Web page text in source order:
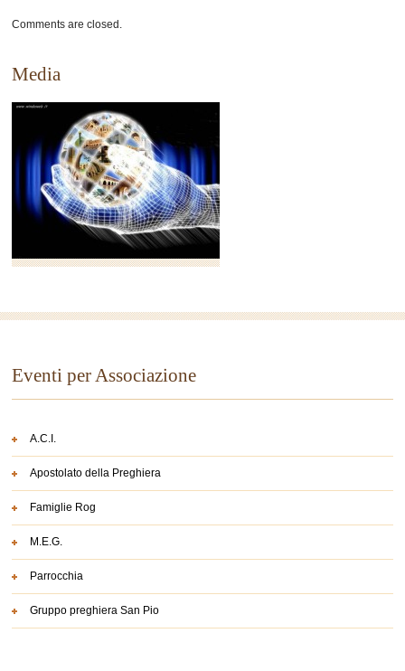
Comments are closed.
Media
Eventi per Associazione
A.C.I.
Apostolato della Preghiera
Famiglie Rog
M.E.G.
Parrocchia
Gruppo preghiera San Pio